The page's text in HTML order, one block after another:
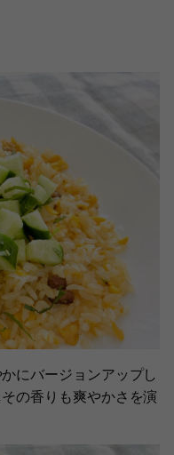
にバージョンアップし
の香りも爽やかさを演